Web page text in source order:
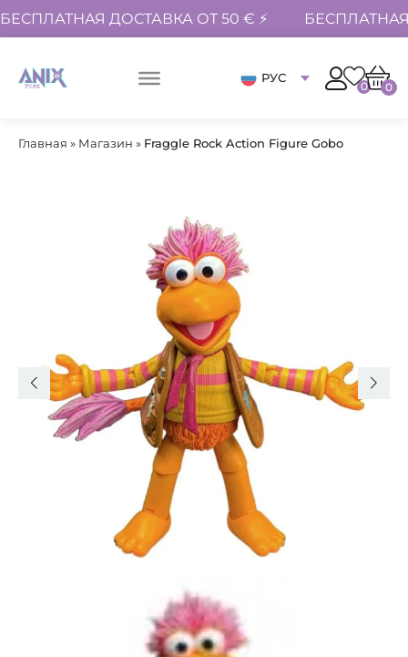
БЕСПЛАТНАЯ ДОСТАВКА ОТ 50 € ⚡
РУС
0 0
Главная » Магазин » Fraggle Rock Action Figure Gobo